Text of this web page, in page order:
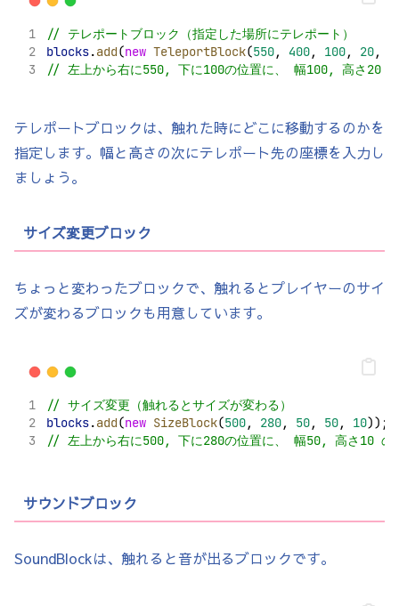
// テレポートブロック（指定した場所にテレポート）
blocks.add(new TeleportBlock(550, 400, 100, 20,
// 左上から右に550, 下に100の位置に、 幅100, 高さ20
テレポートブロックは、触れた時にどこに移動するのかを
指定します。幅と高さの次にテレポート先の座標を入力し
ましょう。
サイズ変更ブロック
ちょっと変わったブロックで、触れるとプレイヤーのサイ
ズが変わるブロックも用意しています。
// サイズ変更（触れるとサイズが変わる）
blocks.add(new SizeBlock(500, 280, 50, 50, 10));
// 左上から右に500, 下に280の位置に、 幅50, 高さ10
サウンドブロック
SoundBlockは、触れると音が出るブロックです。